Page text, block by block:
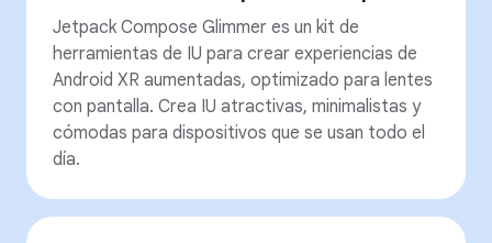
Jetpack Compose Glimmer es un kit de
herramientas de IU para crear experiencias de
Android XR aumentadas, optimizado para lentes
con pantalla. Crea IU atractivas, minimalistas y
cómodas para dispositivos que se usan todo el
día.